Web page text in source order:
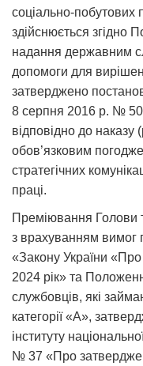
соціально-побутових
здійснюється згідно
надання державним
допомоги для
затверджено
8 серпня 2016 р. №
відповідно до
обов’язковим
стратегічних
праці.
Преміювання Голови
з врахуванням вимог
«Закону України
2024 рік» та
службовців, які
категорії «А»,
інституту
№ 37 «Про